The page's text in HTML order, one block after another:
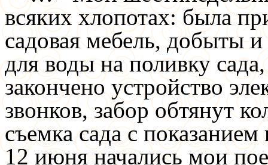
всяких хлопотах: была
садовая мебель, добыты
для воды на поливку
закончено устройство
звонков, забор обтянут
съемка сада с
12 июня начались мои